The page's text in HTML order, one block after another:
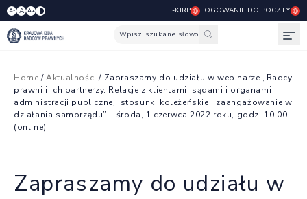
A- A A+ E-KIRP LOGOWANIE DO POCZTY
Wpisz szukane słowo
Home /Aktualności / Zapraszamy do udziału w webinarze „Radcy
prawni i ich partnerzy. Relacje z klientami, sądami i organami
administracji publicznej, stosunki koleżeńskie i zaangażowanie w
działania samorządu” – środa, 1 czerwca 2022 roku, godz. 10.00
(online)
Zapraszamy do udziału w